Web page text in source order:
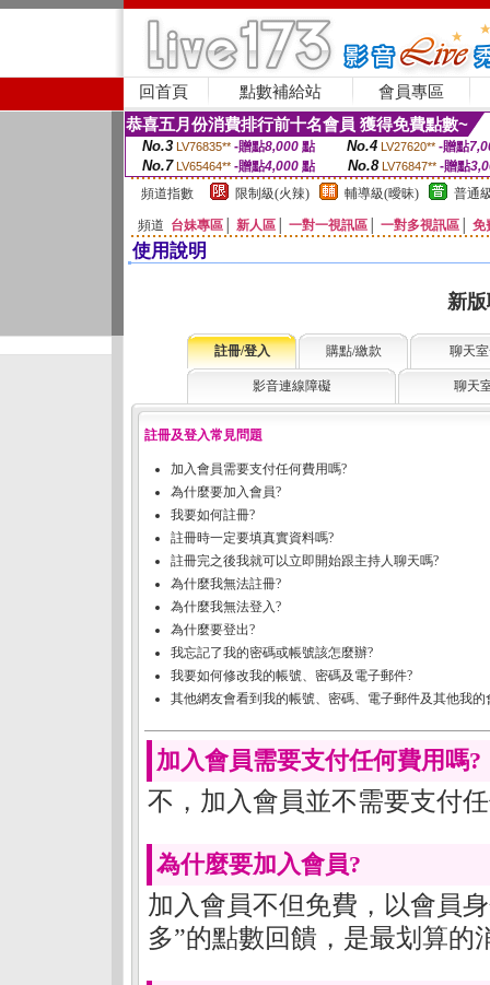
回首頁 點數補給站 會員專區
恭喜五月份消費排行前十名會員 獲得免費點數~
No.3 LV76835** -贈點8,000點 No.4 LV27620** -贈點
No.7 LV65464** -贈點4,000 點 No.8 LV76847** -贈點
頻道指數
限制級(火辣) 輔導級(曖昧) 普通
頻道 台妹專區 新人區 一對一視訊區 一對多視訊區 免
使用說明
新
註冊/登入 購點/繳款 聊天
影音連線障礙 聊天
註冊及登入常見問題
加入會員需要支付任何費用嗎?
為什麼要加入會員?
我要如何註冊?
註冊時一定要填真實資料嗎?
註冊完之後我就可以立即開始跟主持人聊天嗎?
為什麼我無法註冊?
為什麼我無法登入?
為什麼要登出?
我忘記了我的密碼或帳號該怎麼辦?
我要如何修改我的帳號、密碼及電子郵件?
其他網友會看到我的帳號、密碼、電子郵件及其他我的
加入會員需要支付任何費用嗎?
不，加入會員並不需要支付
為什麼要加入會員?
加入會員不但免費，以會員
多”的點數回饋，是最划算的